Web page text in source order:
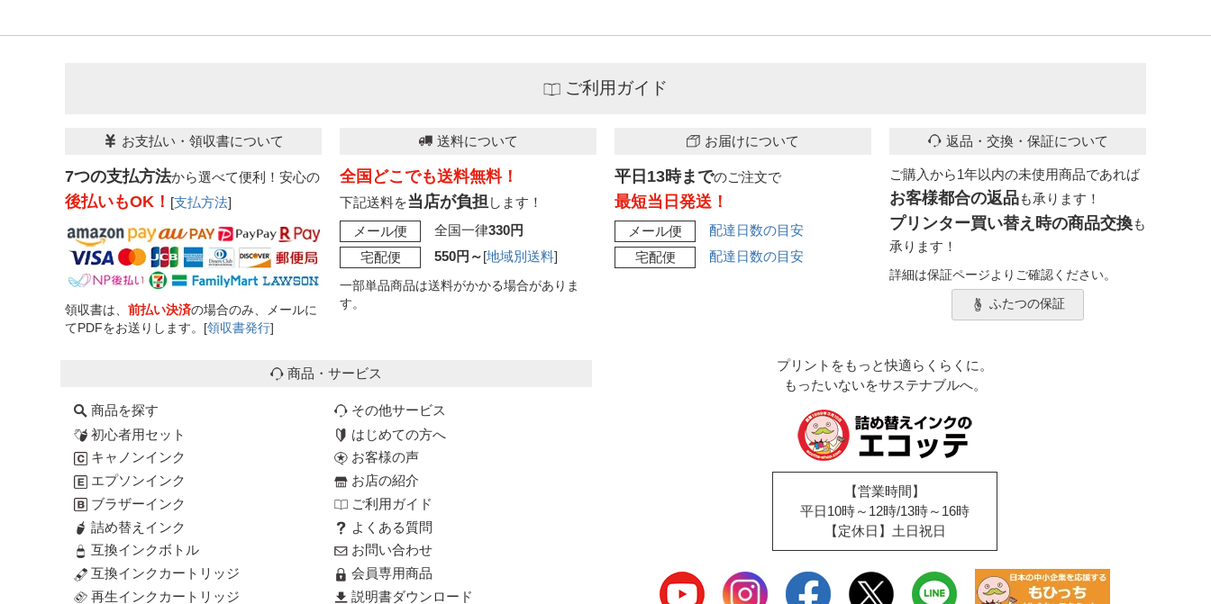
ご利用ガイド
お支払い・領収書について
7つの支払方法から選べて便利！安心の
後払いもOK！ [支払方法]
領収書は、 前払い決済の場合のみ、メールに
てPDFをお送りします。[領収書発行]
送料について
全国どこでも送料無料！
下記送料を当店が負担 します！
メール便
全国一律330円
宅配便
550円～[地域別送料]
一部単品商品は送料がかかる場合がありま
す。
お届けについて
平日13時までのご注文で
最短当日発送！
メール便
配達日数の目安
宅配便
配達日数の目安
返品・交換・保証について
ご購入から1年以内の未使用商品であれば
お客様都合の返品も承ります！
プリンター買い替え時の商品交換も
承ります！
詳細は保証ページよりご確認ください。
ふたつの保証
商品・サービス
商品を探す
初心者用セット
キャノンインク
エプソンインク
ブラザーインク
詰め替えインク
互換インクボトル
互換インクカートリッジ
再生インクカートリッジ
その他サービス
はじめての方へ
お客様の声
お店の紹介
ご利用ガイド
よくある質問
お問い合わせ
会員専用商品
説明書ダウンロード
プリントをもっと快適らくらくに。
もったいないをサステナブルへ。
【営業時間】
平日10時～12時/13時～16時
【定休日】土日祝日